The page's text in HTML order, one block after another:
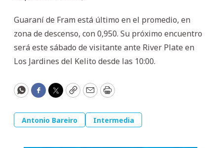
Guaraní de Fram está último en el promedio, en
zona de descenso, con 0,950. Su próximo encuentro
será este sábado de visitante ante River Plate en
Los Jardines del Kelito desde las 10:00.
WhatsApp
Facebook
Twitter
CopyEmailPrint
Antonio Bareiro Intermedia